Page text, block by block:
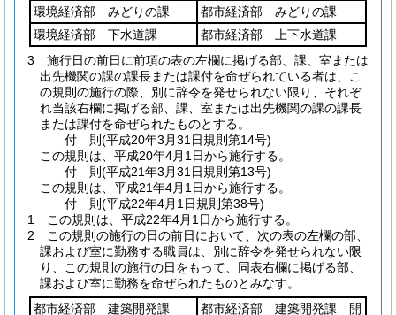
環境経済部 みどりの課
都市経済部 みどりの課
環境経済部 下水道課
都市経済部 上下水道課
3
施行日の前日に前項の表の左欄に掲げる部、課、室または
出先機関の課の課長または課付を命ぜられている者は、こ
の規則の施行の際、別に辞令を発せられない限り、それぞ
れ当該右欄に掲げる部、課、室または出先機関の課の課長
または課付を命ぜられたものとする。
付 則(平成20年3月31日規則第14号)
この規則は、平成20年4月1日から施行する。
付 則(平成21年3月31日規則第13号)
この規則は、平成21年4月1日から施行する。
付 則(平成22年4月1日規則第38号)
1
この規則は、平成22年4月1日から施行する。
2
この規則の施行の日の前日において、次の表の左欄の部、
課および室に勤務する職員は、別に辞令を発せられない限
り、この規則の施行の日をもって、同表右欄に掲げる部、
課および室に勤務を命ぜられたものとみなす。
都市経済部 建築開発課
都市経済部 建築開発課 開